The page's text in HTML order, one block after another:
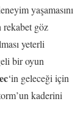
yaşamasını
rekabet göz
yeterli
bir oyun
‘in geleceği için
kaderini